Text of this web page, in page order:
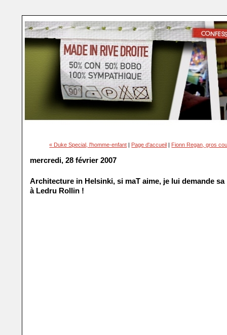
« Duke Special, l'homme-enfant | Page d'accueil | Fionn Regan, gros
mercredi, 28 février 2007
Architecture in Helsinki, si maT aime, je lui demande
à Ledru Rollin !